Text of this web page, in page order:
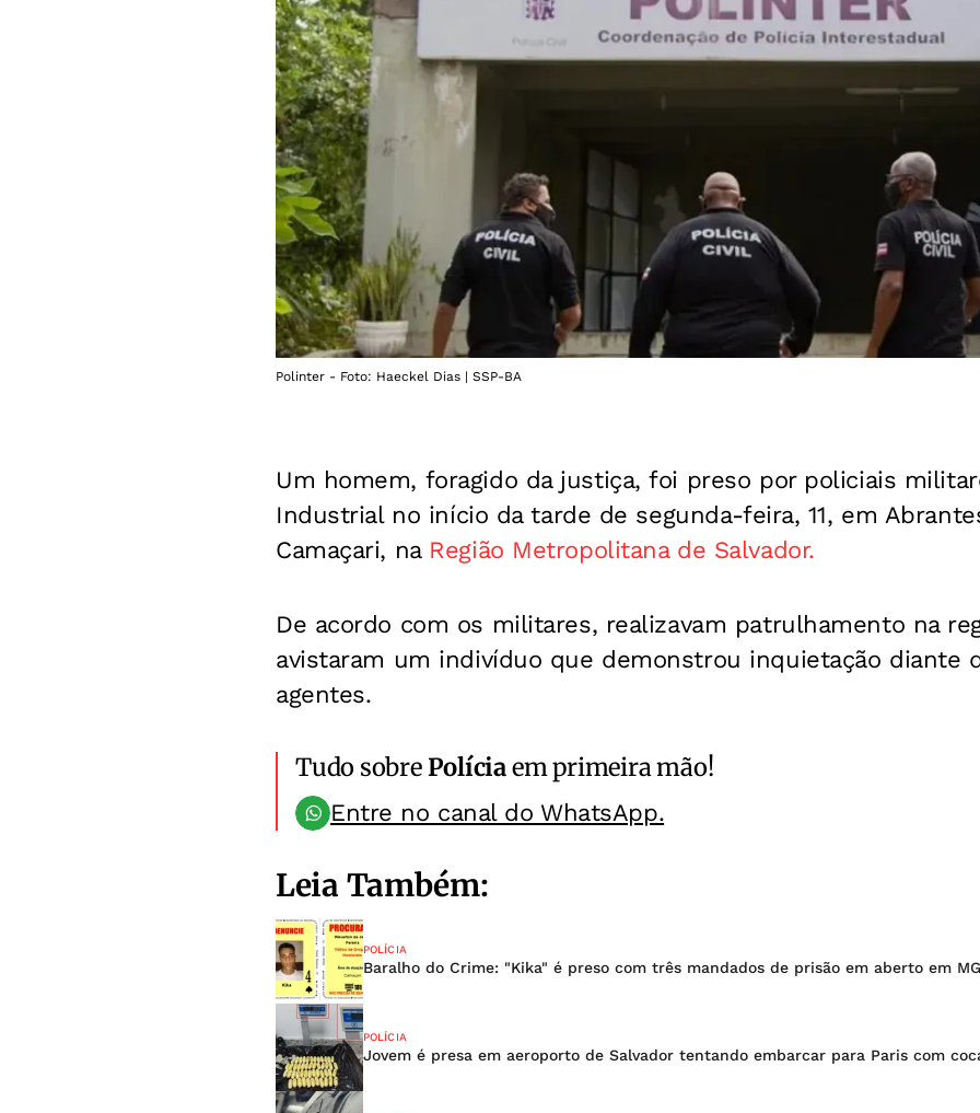
Polinter - Foto: Haeckel Dias | SSP-BA
Um homem, foragido da justiça, foi preso por policiais
Industrial no início da tarde de segunda-feira, 11, em
Camaçari, na Região Metropolitana de Salvador.
De acordo com os militares, realizavam patrulhamento na
avistaram um indivíduo que demonstrou inquietação diante
agentes.
Tudo sobrePolíciaem primeira mão!
Entre no canal do WhatsApp.
Leia Também:
POLÍCIA
Baralho do Crime: "Kika" é preso com três mandados de prisão em aberto em MG
POLÍCIA
Jovem é presa em aeroporto de Salvador tentando embarcar para Paris com